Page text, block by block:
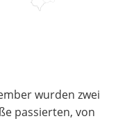
Français
wurden zwei
passierten, von